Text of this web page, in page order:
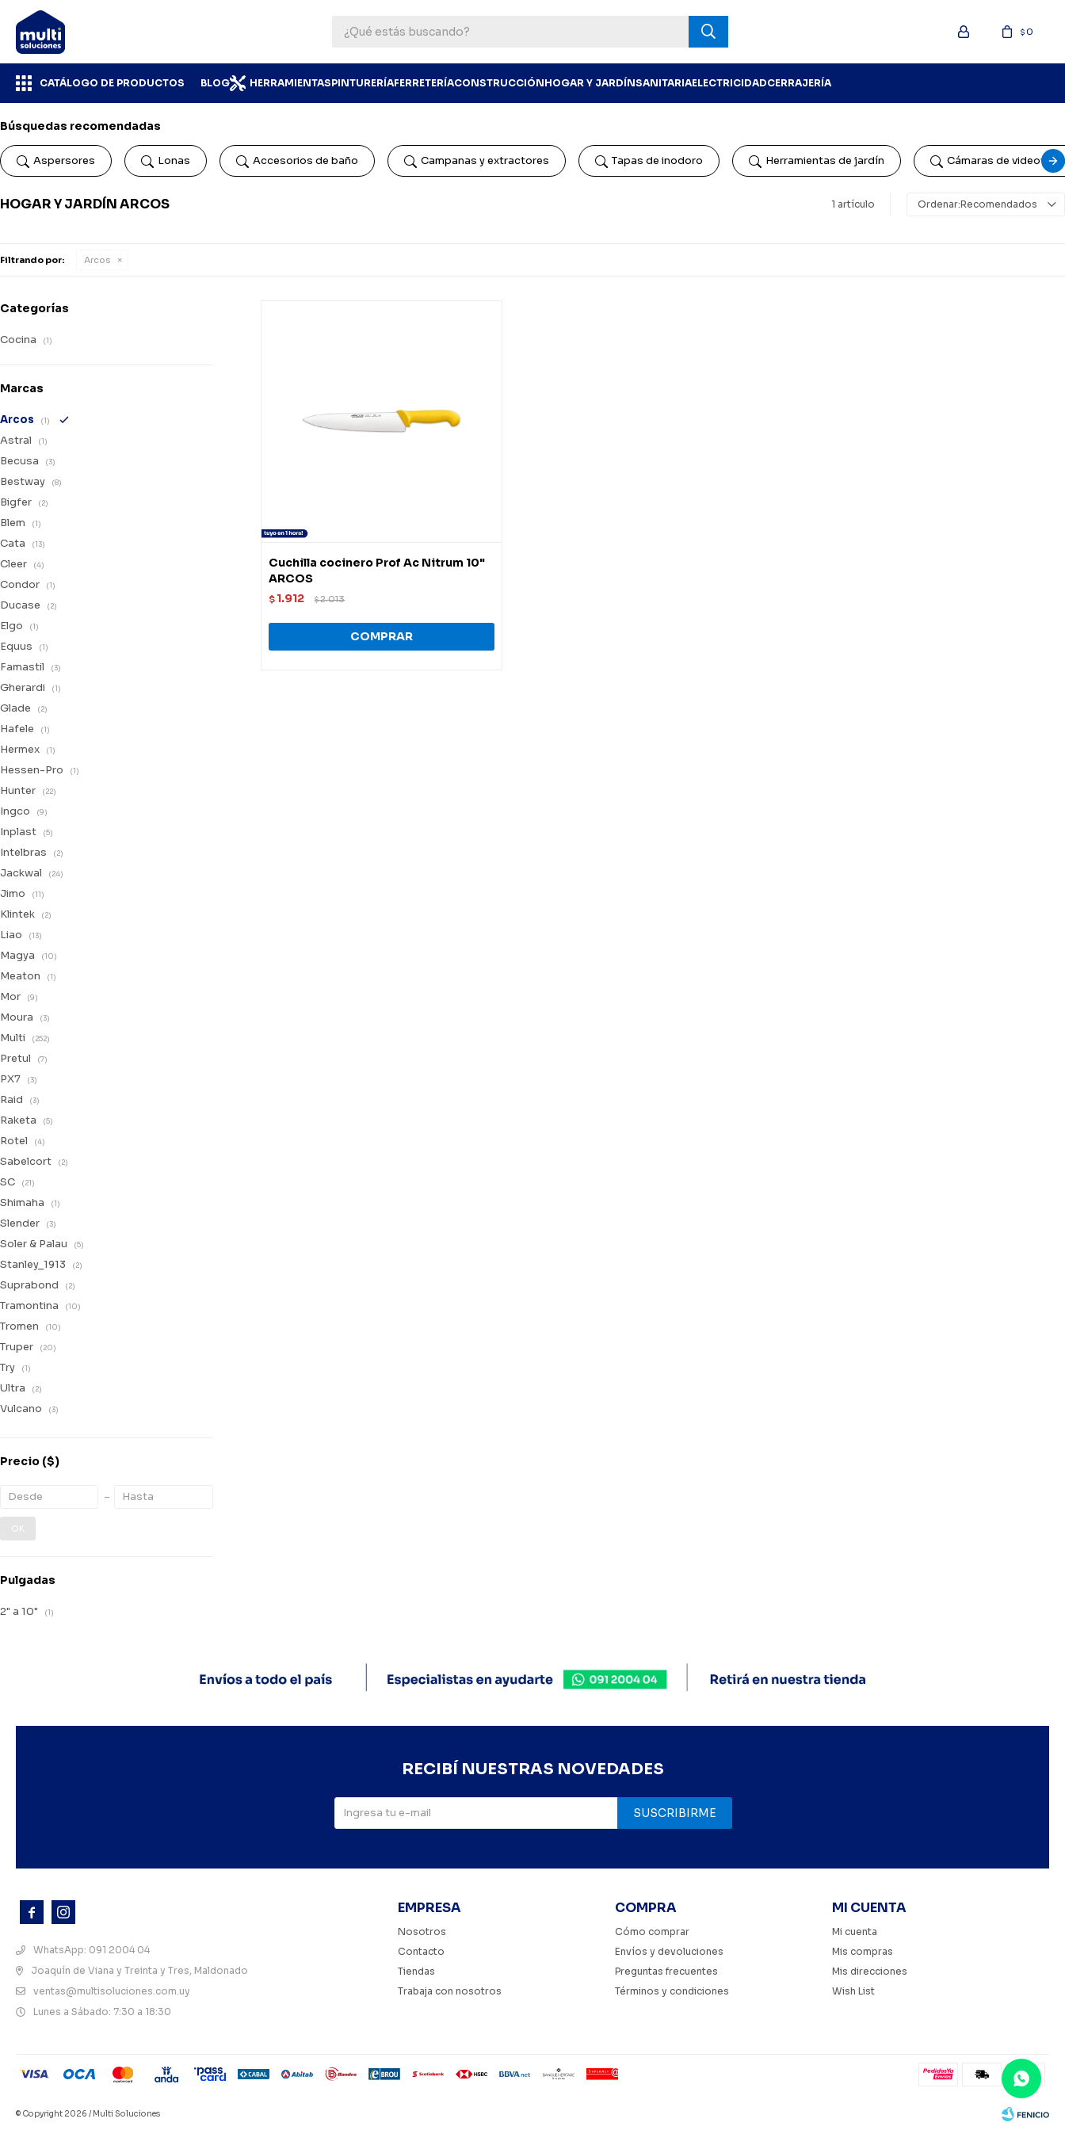
CATÁLOGO DE PRODUCTOS BLOG HERRAMIENTASPINTURERÍAFERRETERÍACONSTRUCCIÓNHOGAR Y JARDÍNSANITARIAELECTRICIDADCERRAJERÍA
$0
Búsquedas recomendadas
Aspersores Lonas Accesorios de baño Campanas y extractores Tapas de inodoro Herramientas de jardín Cámaras de
HOGAR Y JARDÍN ARCOS 1 artículo Recomendados
Filtrando por: Arcos
Cuchilla cocinero Prof Ac Nitrum 10"
ARCOS
$ 1.912 $2.013
Categorías
Cocina (1)
Marcas
Arcos (1)
Astral (1)
Becusa (3)
Bestway (8)
Bigfer (2)
Blem (1)
Cata (13)
Cleer (4)
Condor (1)
Ducase (2)
Elgo (1)
Equus (1)
Famastil (3)
Gherardi (1)
Glade (2)
Hafele (1)
Hermex (1)
Hessen-Pro (1)
Hunter (22)
Ingco (9)
Inplast (5)
Intelbras (2)
Jackwal (24)
Jimo (11)
Klintek (2)
Liao (13)
Magya (10)
Meaton (1)
Mor (9)
Moura (3)
Multi (252)
Pretul (7)
PX7 (3)
Raid (3)
Raketa (5)
Rotel (4)
Sabelcort (2)
SC (21)
Shimaha (1)
Slender (3)
Soler & Palau (5)
Stanley_1913 (2)
Suprabond (2)
Tramontina (10)
Tromen (10)
Truper (20)
Try (1)
Ultra (2)
Vulcano (3)
Precio ($)
OK
Pulgadas
2" a 10" (1)
 
WhatsApp: 091 2004 04
Joaquín de Viana y Treinta y Tres, Maldonado
ventas@multisoluciones.com.uy
Lunes a Sábado: 7:30 a 18:30
EMPRESA
Nosotros
Contacto
Tiendas
Trabaja con nosotros
COMPRA
Cómo comprar
Envíos y devoluciones
Preguntas frecuentes
Términos y condiciones
MI CUENTA
Mi cuenta
Mis compras
Mis direcciones
Wish List
RECIBÍ NUESTRAS NOVEDADES
SUSCRIBIRME
© Copyright 2026 / Multi Soluciones